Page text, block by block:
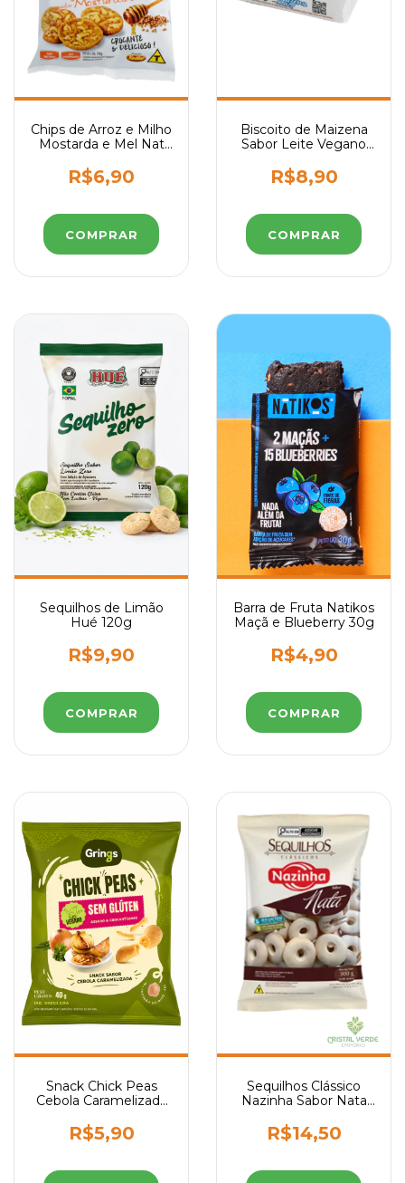
Chips de Arroz e Milho
Mostarda e Mel Nat
R$6,90
Biscoito de Maizena
Sabor Leite Vegano
Life 112g
R$8,90
Sequilhos de Limão
Hué 120g
R$9,90
Barra de Fruta Natikos
Maçã e Blueberry 30g
R$4,90
Snack Chick Peas
Cebola Caramelizada
R$5,90
Sequilhos Clássico
Nazinha Sabor Nata
R$14,50